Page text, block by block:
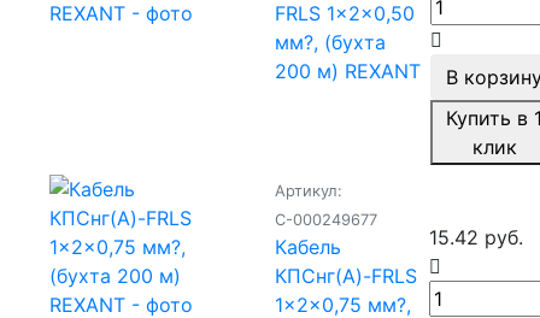
FRLS 1x2x0,50
мм?, (бухта
200 м) REXANT
В
Купить в
клик
Артикул:
С-000249677
Кабель
КПСнг(А)-FRLS
1x2x0,75 мм?,
15.42 руб.